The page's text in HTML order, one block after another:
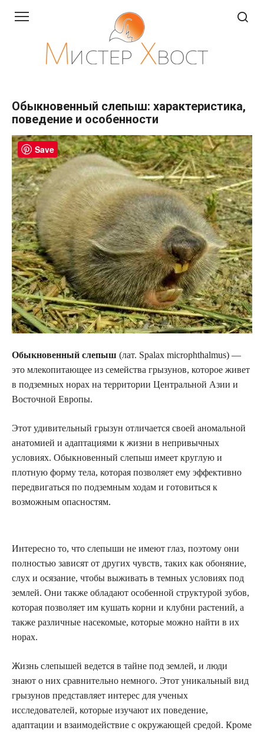
Обыкновенный слепыш: характеристика,
поведение и особенности
Обыкновенный слепыш (лат. Spalax microphthalmus) —
это млекопитающее из семейства грызунов, которое живет
в подземных норах на территории Центральной Азии и
Восточной Европы.
Этот удивительный грызун отличается своей аномальной
анатомией и адаптациями к жизни в непривычных
условиях. Обыкновенный слепыш имеет круглую и
плотную форму тела, которая позволяет ему эффективно
передвигаться по подземным ходам и готовиться к
возможным опасностям.
Интересно то, что слепыши не имеют глаз, поэтому они
полностью зависят от других чувств, таких как обоняние,
слух и осязание, чтобы выживать в темных условиях под
землей. Они также обладают особенной структурой зубов,
которая позволяет им кушать корни и клубни растений, а
также различные насекомые, которые можно найти в их
норах.
Жизнь слепышей ведется в тайне под землей, и люди
знают о них сравнительно немного. Этот уникальный вид
грызунов представляет интерес для ученых
исследователей, которые изучают их поведение,
адаптации и взаимодействие с окружающей средой. Кроме
Save